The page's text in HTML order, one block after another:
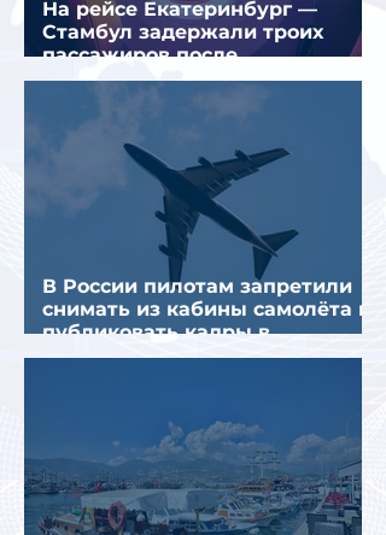
На рейсе Екатеринбург —
Стамбул задержали троих
пассажиров после
предполагаемой серии краж
В России пилотам запретили
снимать из кабины самолёта и
публиковать кадры в
интернете